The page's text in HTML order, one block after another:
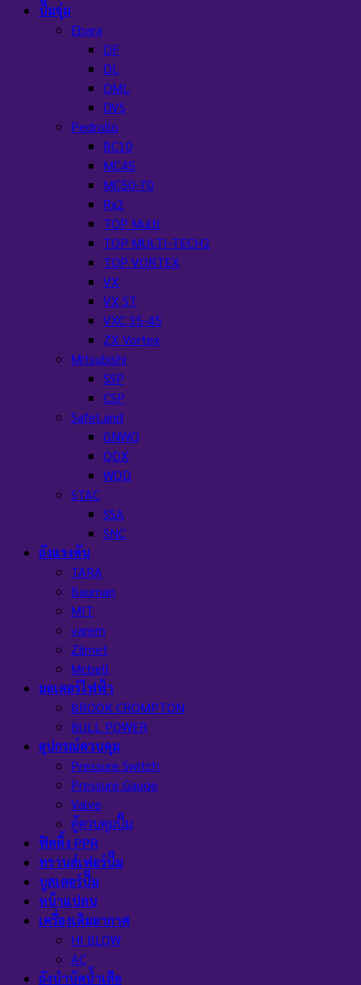
ปั๊มจุ่ม
Ebara
DF
DL
DML
DVS
Pedrollo
BC10
MC45
MC50-70
Rx2
TOP Multi
TOP MULTI-TECH2
TOP VORTEX
VX
VX ST
VXC 35-45
ZX Vortex
Mitsubishi
SSP
CSP
SafeLand
GNWQ
QDX
WQD
STAC
SSA
SNC
ถังแรงดัน
TARA
Bauman
MIT
varem
Zilmet
Mcbell
มอเตอร์ไฟฟ้า
BROOK CROMPTON
BULL POWER
อุปกรณ์ควบคุม
Pressure Switch
Pressure Gauge
Valve
ตู้ควบคุมปั๊ม
ฟิตติ้ง PPR
ทรานส์เฟอร์ปั๊ม
บูสเตอร์ปั๊ม
หน้าแปลน
เครื่องเติมอากาศ
HI BLOW
AC
ถังบำบัดน้ำเสีย